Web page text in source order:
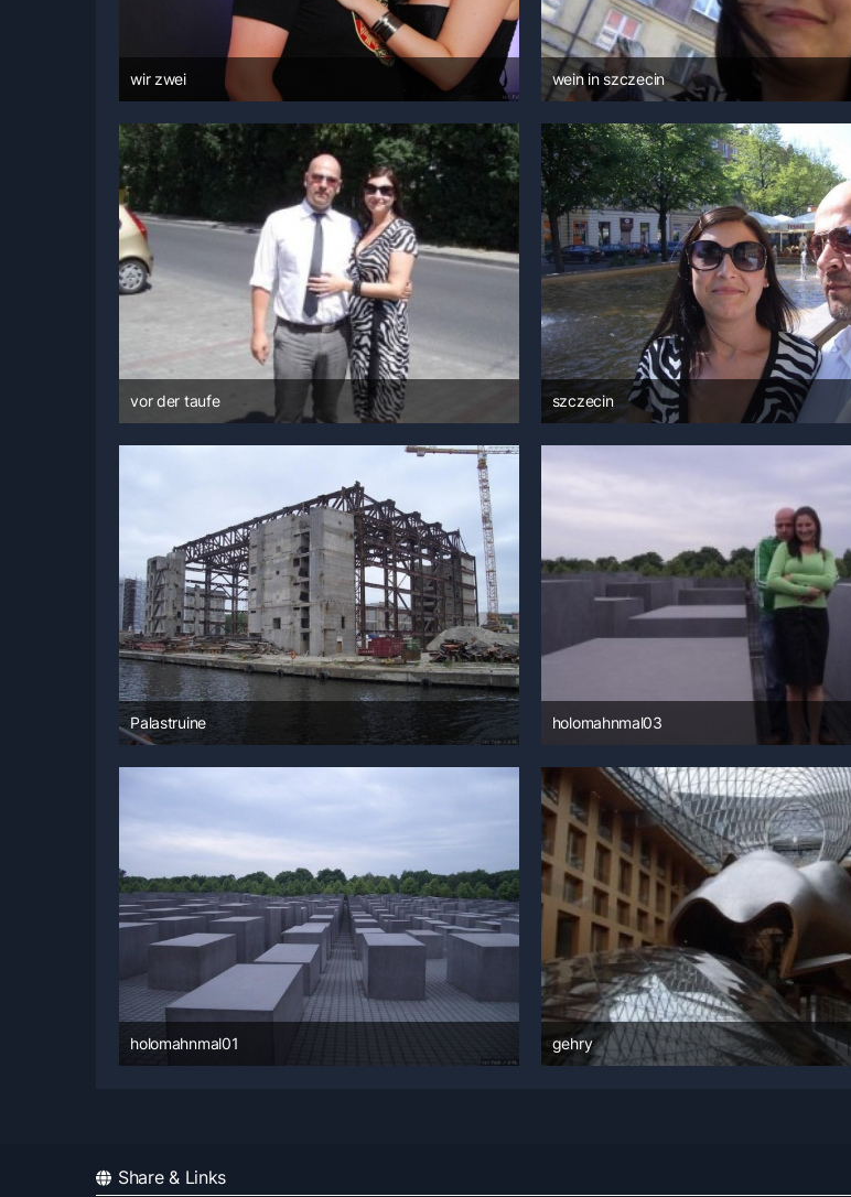
wir zwei
10. Juni 2009 um 14:57
1
wein in szczecin
14. Juni 2008 um 09:00
vor der taufe
14. Juni 2008 um 08:57
szczecin
14. Juni 2008 um 08:56
Palastruine
14. Juni 2008 um 08:53
holomahnmal03
holomahnmal01
14. Juni 2008 um 08:47
gehry
14. Juni 2008 um 08:44
Share & Links